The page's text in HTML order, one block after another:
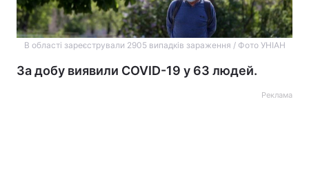
В області зареєстрували 2905 випадків зараження / Фото УНІАН
За добу виявили COVID-19 у 63 людей.
Реклама